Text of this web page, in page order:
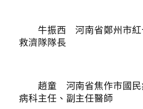
牛振西 河南省鄭州市紅
救濟隊隊長
趙童 河南省焦作市國民
病科主任、副主任醫師